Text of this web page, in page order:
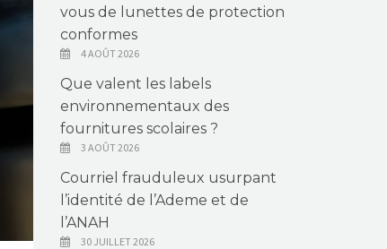
vous de lunettes de protection
conformes
4 AOÛT 2026
Que valent les labels
environnementaux des
fournitures scolaires ?
3 AOÛT 2026
Courriel frauduleux usurpant
l’identité de l’Ademe et de
l’ANAH
30 JUILLET 2026